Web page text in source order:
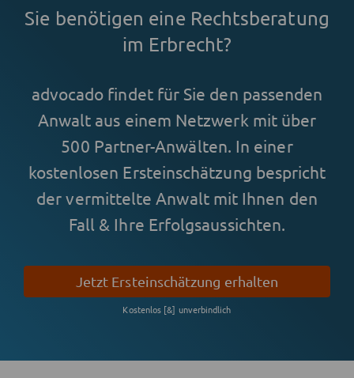
Sie benötigen eine Rechtsberatung
im Erbrecht?
advocado findet für Sie den passenden
Anwalt aus einem Netzwerk mit über
500 Partner-Anwälten. In einer
kostenlosen Ersteinschätzung bespricht
der vermittelte Anwalt mit Ihnen den
Fall & Ihre Erfolgsaussichten.
Jetzt Ersteinschätzung erhalten
Kostenlos [&] unverbindlich